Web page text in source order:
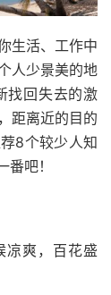
生活、工作中
人少景美的地
找回失去的激
距离近的目的
8个较少人知
吧！
凉爽，百花盛